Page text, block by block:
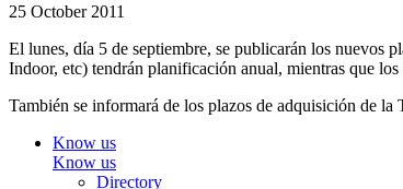
25 October 2011
El lunes, día 5 de septiembre, se publicarán los nuevos
Indoor, etc) tendrán planificación anual, mientras que
También se informará de los plazos de adquisición de la
Know us
Know us
Directory